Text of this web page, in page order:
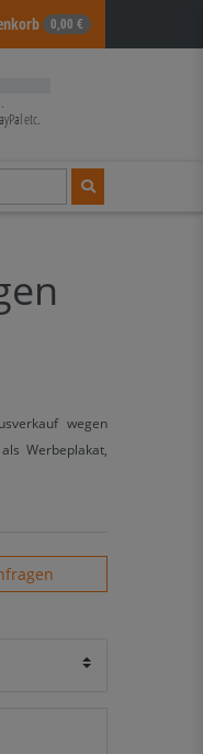
0,00 €
etc.
wegen
Werbeplakat,